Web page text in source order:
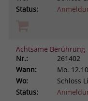
Status:
Achtsame Berührung
Nr.:
261402
Wann:
Mo.
Wo:
Schloss
Status: